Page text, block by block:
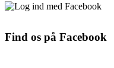
Find os på Facebook